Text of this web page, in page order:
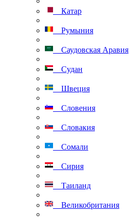
Катар
Румыния
Саудовская Аравия
Судан
Швеция
Словения
Словакия
Сомали
Сирия
Таиланд
Великобритания